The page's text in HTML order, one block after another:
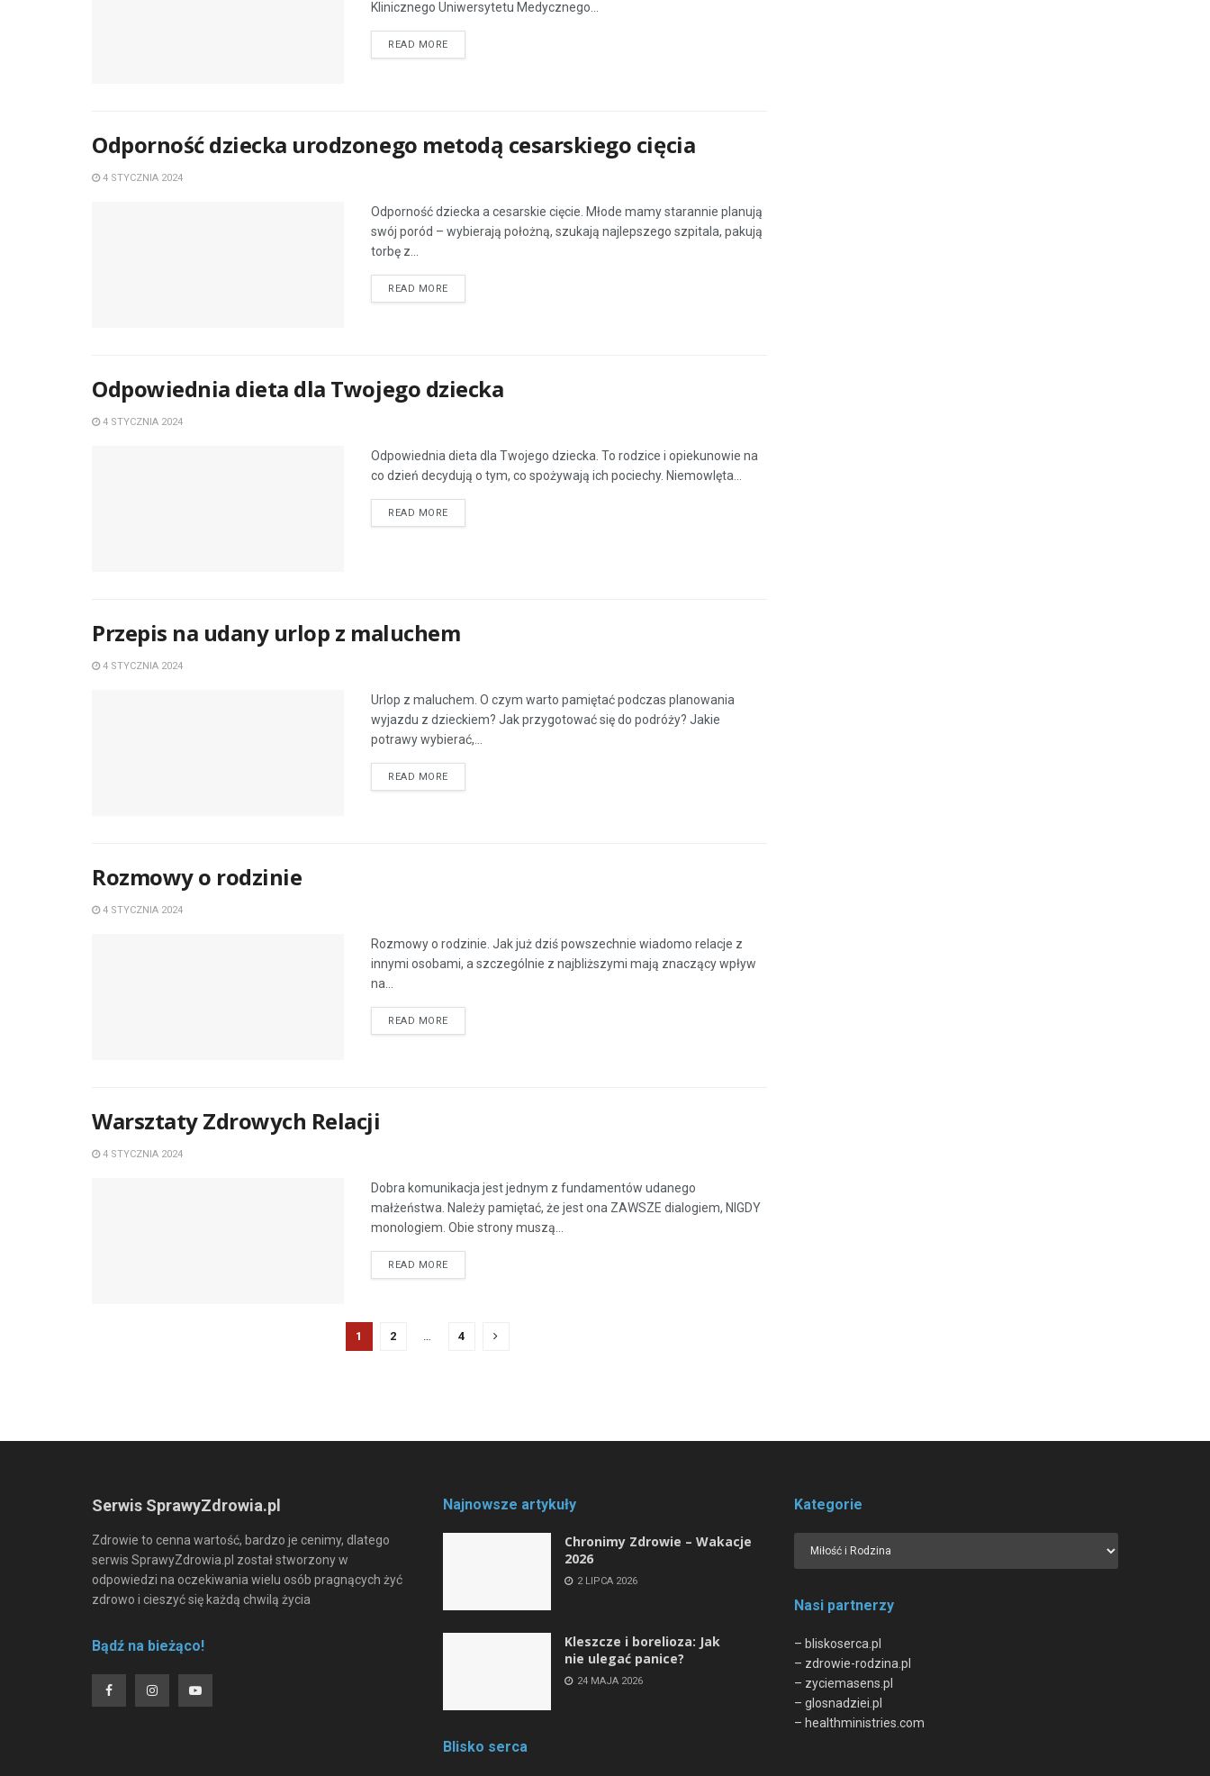
Klinicznego Uniwersytetu Medycznego...
READ MORE
Odporność dziecka urodzonego metodą cesarskiego cięcia
4 STYCZNIA 2024
Odporność dziecka a cesarskie cięcie. Młode mamy starannie planują
swój poród – wybierają położną, szukają najlepszego szpitala, pakują
torbę z...
READ MORE
Odpowiednia dieta dla Twojego dziecka
4 STYCZNIA 2024
Odpowiednia dieta dla Twojego dziecka. To rodzice i opiekunowie na
co dzień decydują o tym, co spożywają ich pociechy. Niemowlęta...
READ MORE
Przepis na udany urlop z maluchem
4 STYCZNIA 2024
Urlop z maluchem. O czym warto pamiętać podczas planowania
wyjazdu z dzieckiem? Jak przygotować się do podróży? Jakie
potrawy wybierać,...
READ MORE
Rozmowy o rodzinie
4 STYCZNIA 2024
Rozmowy o rodzinie. Jak już dziś powszechnie wiadomo relacje z
innymi osobami, a szczególnie z najbliższymi mają znaczący wpływ
na...
READ MORE
Warsztaty Zdrowych Relacji
4 STYCZNIA 2024
Dobra komunikacja jest jednym z fundamentów udanego
małżeństwa. Należy pamiętać, że jest ona ZAWSZE dialogiem, NIGDY
monologiem. Obie strony muszą...
READ MORE
1 2 … 4
Serwis SprawyZdrowia.pl
Zdrowie to cenna wartość, bardzo je cenimy, dlatego
serwis SprawyZdrowia.pl został stworzony w
odpowiedzi na oczekiwania wielu osób pragnących żyć
zdrowo i cieszyć się każdą chwilą życia
Bądź na bieżąco!
Najnowsze artykuły
Chronimy Zdrowie ­– Wakacje
2026
2 LIPCA 2026
Kleszcze i borelioza: Jak
nie ulegać panice?
24 MAJA 2026
Blisko serca
Kategorie
Nasi partnerzy
– bliskoserca.pl
– zdrowie-rodzina.pl
– zyciemasens.pl
– glosnadziei.pl
– healthministries.com